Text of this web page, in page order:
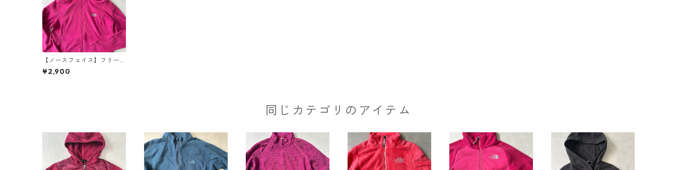
【ノースフェイス】フリー
スジップアップパーカー ピ
ンク S 古着 レディース
¥2,900
同じカテゴリのアイテム